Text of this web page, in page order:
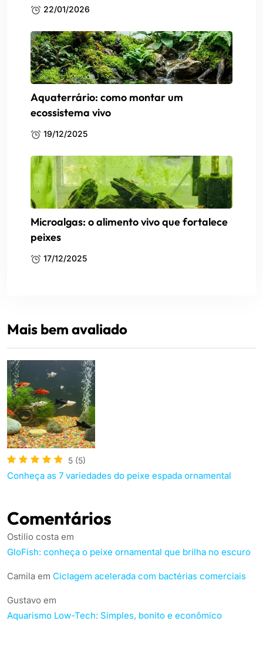
22/01/2026
Aquaterrário: como montar um
ecossistema vivo
19/12/2025
Microalgas: o alimento vivo que fortalece
peixes
17/12/2025
Mais bem avaliado
5 (5)
Conheça as 7 variedades do peixe espada ornamental
Comentários
Ostilio costa em
GloFish: conheça o peixe ornamental que brilha no escuro
Camila em Ciclagem acelerada com bactérias comerciais
Gustavo em
Aquarismo Low-Tech: Simples, bonito e econômico